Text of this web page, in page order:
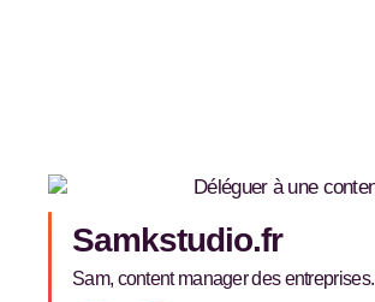
Samkstudio.fr
Sam, content manager des entreprises.